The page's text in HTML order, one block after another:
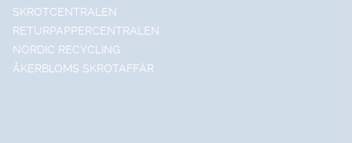
SKROTCENTRALEN
RETURPAPPERCENTRALEN
NORDIC RECYCLING
ÅKERBLOMS SKROTAFFÄR